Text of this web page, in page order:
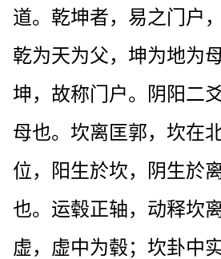
道。乾坤者，易之门户
乾为天为父，坤为地为
坤，故称门户。阴阳二
母也。坎离匡郭，坎在
位，阳生於坎，阴生於
也。运毂正轴，动释坎
虚，虚中为毂；坎卦中